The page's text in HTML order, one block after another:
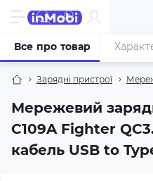
Зарядні пристрої
Мережевий
C109A Fighter
кабель USB to
Все про товар